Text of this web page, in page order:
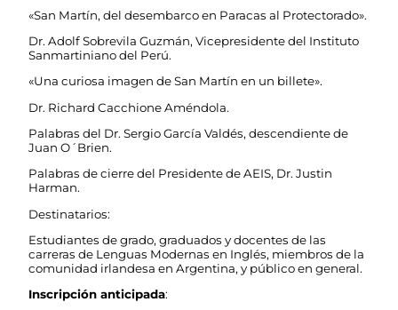
«San Martín, del desembarco en Paracas al Protectorado».
Dr. Adolf Sobrevila Guzmán, Vicepresidente del Instituto
Sanmartiniano del Perú.
«Una curiosa imagen de San Martín en un billete».
Dr. Richard Cacchione Améndola.
Palabras del Dr. Sergio García Valdés, descendiente de
Juan O´Brien.
Palabras de cierre del Presidente de AEIS, Dr. Justin
Harman.
Destinatarios:
Estudiantes de grado, graduados y docentes de las
carreras de Lenguas Modernas en Inglés, miembros de la
comunidad irlandesa en Argentina, y público en general.
Inscripción anticipada: